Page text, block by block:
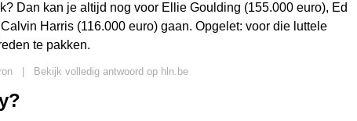
Dan kan je altijd nog voor Ellie Goulding (155.000 euro), Ed
Harris (116.000 euro) gaan. Opgelet: voor die luttele
te pakken.
Bekijk volledig antwoord op hln.be